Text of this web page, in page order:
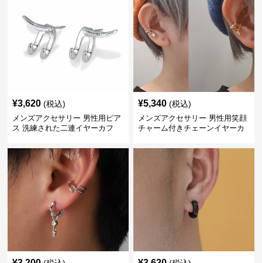
¥3,620 (税込)
メンズアクセサリー 男性用ピア
ス 洗練された二連イヤーカフ
¥5,340 (税込)
メンズアクセサリー 男性用笑顔
チャーム付きチェーンイヤーカ